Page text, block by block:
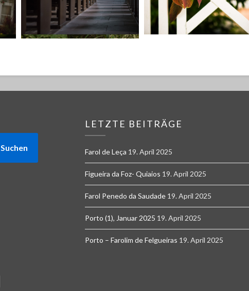
Suchen
LETZTE BEITRÄGE
Farol de Leça 19. April 2025
Figueira da Foz- Quiaios 19. April 2025
Farol Penedo da Saudade 19. April 2025
Porto (1), Januar 2025 19. April 2025
Porto – Farolim de Felgueiras 19. April 2025